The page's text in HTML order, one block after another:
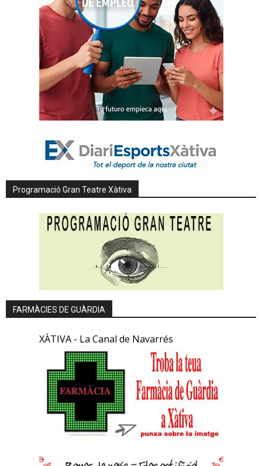
Programació Gran Teatre Xàtiva
FARMÀCIES DE GUÀRDIA
XÀTIVA - La Canal de Navarrés